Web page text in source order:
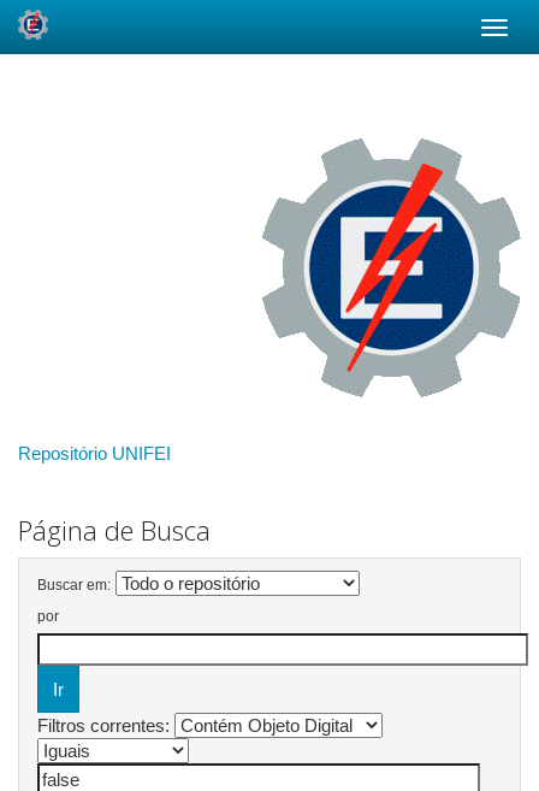
Repositório UNIFEI
Página de Busca
Buscar em:
por
Filtros correntes: